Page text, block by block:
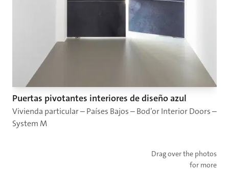
Puertas pivotantes interiores de diseño azul
Vivienda particular – Países Bajos – Bod’or Interior Doors –
System M
Drag over the photos
for more